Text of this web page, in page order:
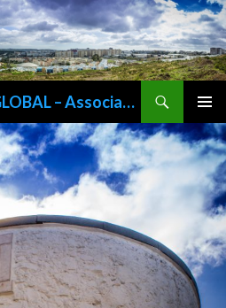
PROJECTO FAMÍLIA GLOBAL – Associação Para a Inserção Sócio-Cultural e Profissional da Família, IPSS
MENU